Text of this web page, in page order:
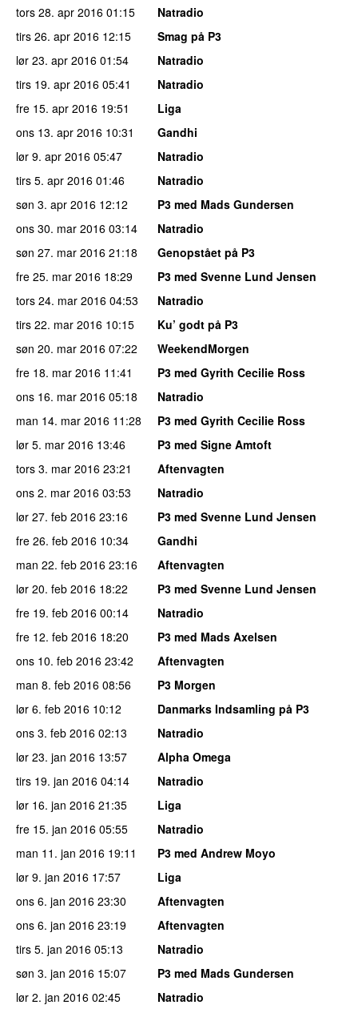
tors 28. apr 2016 01:15
Natradio
tirs 26. apr 2016 12:15
Smag på P3
lør 23. apr 2016 01:54
Natradio
tirs 19. apr 2016 05:41
Natradio
fre 15. apr 2016 19:51
Liga
ons 13. apr 2016 10:31
Gandhi
lør 9. apr 2016 05:47
Natradio
tirs 5. apr 2016 01:46
Natradio
søn 3. apr 2016 12:12
P3 med Mads Gundersen
ons 30. mar 2016 03:14
Natradio
søn 27. mar 2016 21:18
Genopstået på P3
fre 25. mar 2016 18:29
P3 med Svenne Lund Jensen
tors 24. mar 2016 04:53
Natradio
tirs 22. mar 2016 10:15
Ku’ godt på P3
søn 20. mar 2016 07:22
WeekendMorgen
fre 18. mar 2016 11:41
P3 med Gyrith Cecilie Ross
ons 16. mar 2016 05:18
Natradio
man 14. mar 2016 11:28
P3 med Gyrith Cecilie Ross
lør 5. mar 2016 13:46
P3 med Signe Amtoft
tors 3. mar 2016 23:21
Aftenvagten
ons 2. mar 2016 03:53
Natradio
lør 27. feb 2016 23:16
P3 med Svenne Lund Jensen
fre 26. feb 2016 10:34
Gandhi
man 22. feb 2016 23:16
Aftenvagten
lør 20. feb 2016 18:22
P3 med Svenne Lund Jensen
fre 19. feb 2016 00:14
Natradio
fre 12. feb 2016 18:20
P3 med Mads Axelsen
ons 10. feb 2016 23:42
Aftenvagten
man 8. feb 2016 08:56
P3 Morgen
lør 6. feb 2016 10:12
Danmarks Indsamling på P3
ons 3. feb 2016 02:13
Natradio
lør 23. jan 2016 13:57
Alpha Omega
tirs 19. jan 2016 04:14
Natradio
lør 16. jan 2016 21:35
Liga
fre 15. jan 2016 05:55
Natradio
man 11. jan 2016 19:11
P3 med Andrew Moyo
lør 9. jan 2016 17:57
Liga
ons 6. jan 2016 23:30
Aftenvagten
ons 6. jan 2016 23:19
Aftenvagten
tirs 5. jan 2016 05:13
Natradio
søn 3. jan 2016 15:07
P3 med Mads Gundersen
lør 2. jan 2016 02:45
Natradio